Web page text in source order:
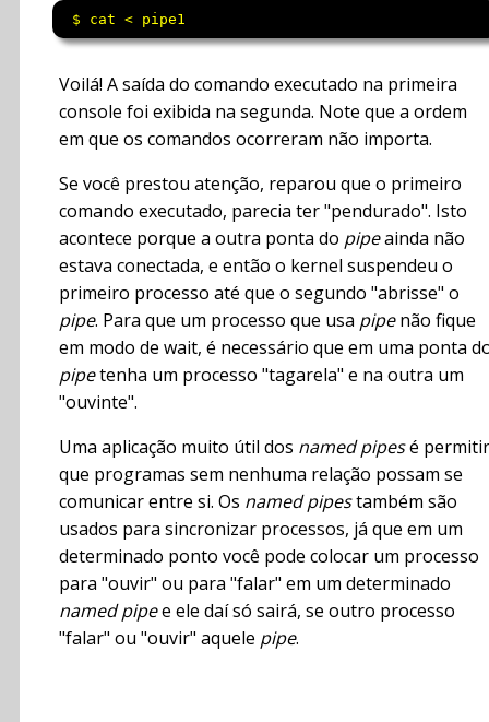
$ cat < pipe1
Voilá! A saída do comando executado na primeira
console foi exibida na segunda. Note que a ordem
em que os comandos ocorreram não importa.
Se você prestou atenção, reparou que o primeiro
comando executado, parecia ter "pendurado". Isto
acontece porque a outra ponta do pipeainda não
estava conectada, e então o kernel suspendeu o
primeiro processo até que o segundo "abrisse" o
pipe. Para que um processo que usa pipenão fique
em modo de wait, é necessário que em uma ponta
pipetenha um processo "tagarela" e na outra um
"ouvinte".
Uma aplicação muito útil dos named pipesé permitir
que programas sem nenhuma relação possam se
comunicar entre si. Os named pipestambém são
usados para sincronizar processos, já que em um
determinado ponto você pode colocar um processo
para "ouvir" ou para "falar" em um determinado
named pipee ele daí só sairá, se outro processo
"falar" ou "ouvir" aquele pipe.